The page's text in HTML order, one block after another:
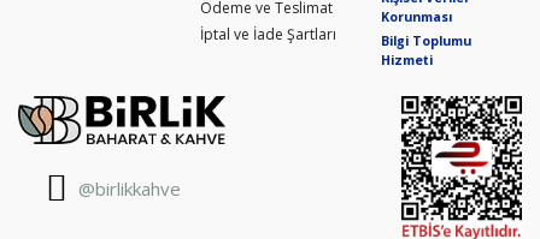
@birlikkahve
Ödeme ve Teslimat
İptal ve İade Şartları
Korunması
Bilgi Toplumu
Hizmeti